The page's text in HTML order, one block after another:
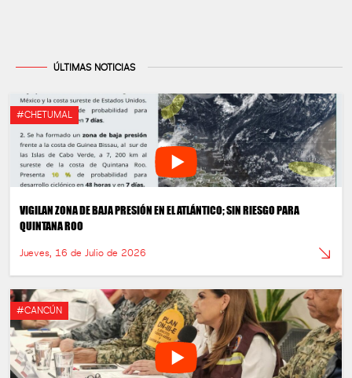
ÚLTIMAS NOTICIAS
#CHETUMAL
VIGILAN ZONA DE BAJA PRESIÓN EN EL ATLÁNTICO; SIN RIESGO PARA
QUINTANA ROO
Jueves, 16 de Julio de 2026
#CANCÚN